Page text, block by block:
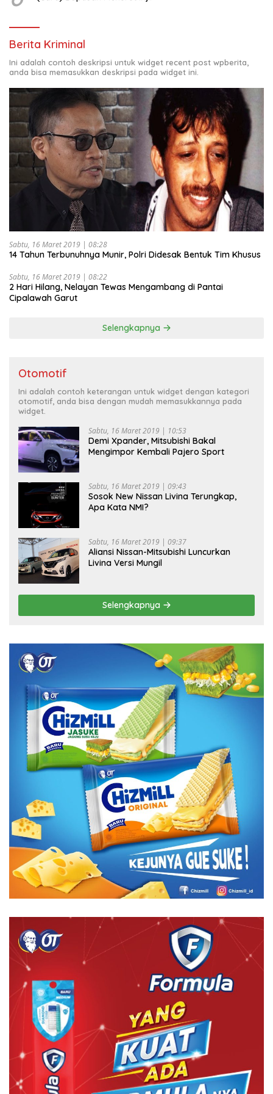
Berita Kriminal
Ini adalah contoh deskripsi untuk widget recent post wpberita,
anda bisa memasukkan deskripsi pada widget ini.
Sabtu, 16 Maret 2019 | 08:28
14 Tahun Terbunuhnya Munir, Polri Didesak Bentuk Tim Khusus
Sabtu, 16 Maret 2019 | 08:22
2 Hari Hilang, Nelayan Tewas Mengambang di Pantai
Cipalawah Garut
Selengkapnya
Otomotif
Ini adalah contoh keterangan untuk widget dengan kategori
otomotif, anda bisa dengan mudah memasukkannya pada
widget.
Sabtu, 16 Maret 2019 | 10:53
Demi Xpander, Mitsubishi Bakal
Mengimpor Kembali Pajero Sport
Sabtu, 16 Maret 2019 | 09:43
Sosok New Nissan Livina Terungkap,
Apa Kata NMI?
Sabtu, 16 Maret 2019 | 09:37
Aliansi Nissan-Mitsubishi Luncurkan
Livina Versi Mungil
Selengkapnya